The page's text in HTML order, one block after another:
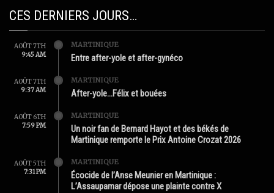
CES DERNIERS JOURS…
AOÛT 7TH
9:45 AM
MARTINIQUE
Entre after-yole et after-gynéco
AOÛT 7TH
9:37 AM
MARTINIQUE
After-yole…Félix et bouées
AOÛT 6TH
7:59 PM
MARTINIQUE
Un noir fan de Bernard Hayot et des békés de
Martinique remporte le Prix Antoine Crozat 2026
AOÛT 5TH
7:31 PM
MARTINIQUE
Écocide de l’Anse Meunier en Martinique :
L’Assaupamar dépose une plainte contre X